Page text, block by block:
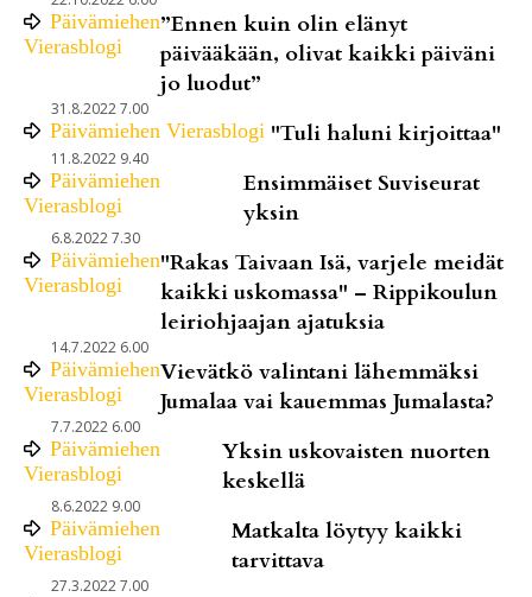
Päivämiehen
Vierasblogi
”Ennen kuin olin elänyt
päivääkään, olivat kaikki päiväni
jo luodut”
31.8.2022 7.00
Päivämiehen Vierasblogi "Tuli haluni kirjoittaa"
11.8.2022 9.40
Päivämiehen
Vierasblogi
Ensimmäiset Suviseurat
yksin
6.8.2022 7.30
Päivämiehen
Vierasblogi
"Rakas Taivaan Isä, varjele meidät
kaikki uskomassa" – Rippikoulun
leiriohjaajan ajatuksia
14.7.2022 6.00
Päivämiehen
Vierasblogi
Vievätkö valintani lähemmäksi
Jumalaa vai kauemmas Jumalasta?
7.7.2022 6.00
Päivämiehen
Vierasblogi
Yksin uskovaisten nuorten
keskellä
8.6.2022 9.00
Päivämiehen
Vierasblogi
Matkalta löytyy kaikki
tarvittava
27.3.2022 7.00